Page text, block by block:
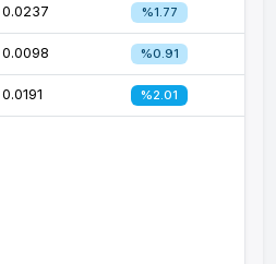
0.0237 %1.77
0.0098 %0.91
0.0191 %2.01